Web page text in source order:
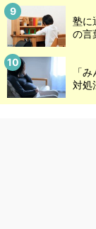
塾に
の言
「
対処